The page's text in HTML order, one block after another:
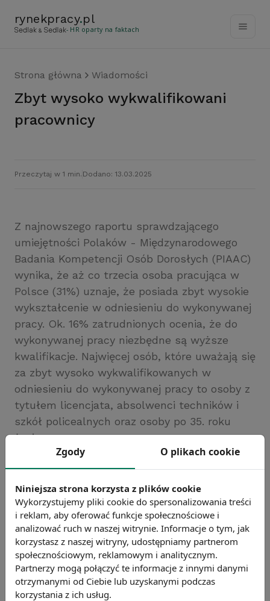
rynekpracy.pl
- HR oparty na faktach
Strona główna Wiadomości
Zbyt wysoko wykwalifikowani
pracownicy
Przeczytaj w 1 min. Dodano: 13.03.2025
Z najnowszego raportu sprawdzającego
umiejętności Polaków - Międzynarodowego
Badania Kompetencji Osób Dorosłych (PIAAC)
wynika, że aż co trzecia osoba pracująca w
Polsce (31%) uznaje, że posiada zbyt wysokie
wykształcenie w odniesieniu do wykonywanej
pracy. Ok. 16% zatrudnionych ocenia, że do
wykonywanej pracy niezbędne są wyższe
kwalifikacje. Najwięcej osób, które uważają się
za zbyt wysoko wykwalifikowanych w
odniesieniu do wykonywanej pracy to osoby z
tytułem licencjata, absolwenci techników i
szkół policealnych oraz osoby po 35. roku
życia.
Źródło: Instytut Badań Edukacyjnych
Zobacz więcej wiadomości
Zgody O plikach cookie
Niniejsza strona korzysta z plików cookie
Wykorzystujemy pliki cookie do spersonalizowania treści
i reklam, aby oferować funkcje społecznościowe i
analizować ruch w naszej witrynie. Informacje o tym, jak
korzystasz z naszej witryny, udostępniamy partnerom
społecznościowym, reklamowym i analitycznym.
Partnerzy mogą połączyć te informacje z innymi danymi
otrzymanymi od Ciebie lub uzyskanymi podczas
korzystania z ich usług.